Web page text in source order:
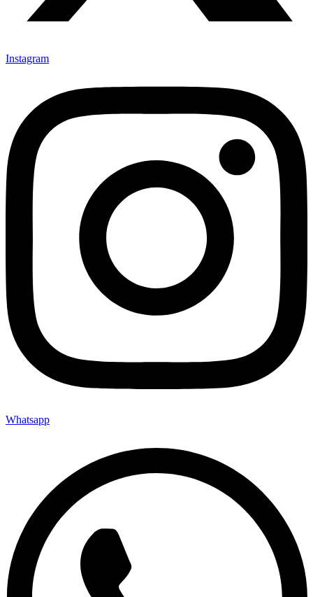
Instagram
Whatsapp